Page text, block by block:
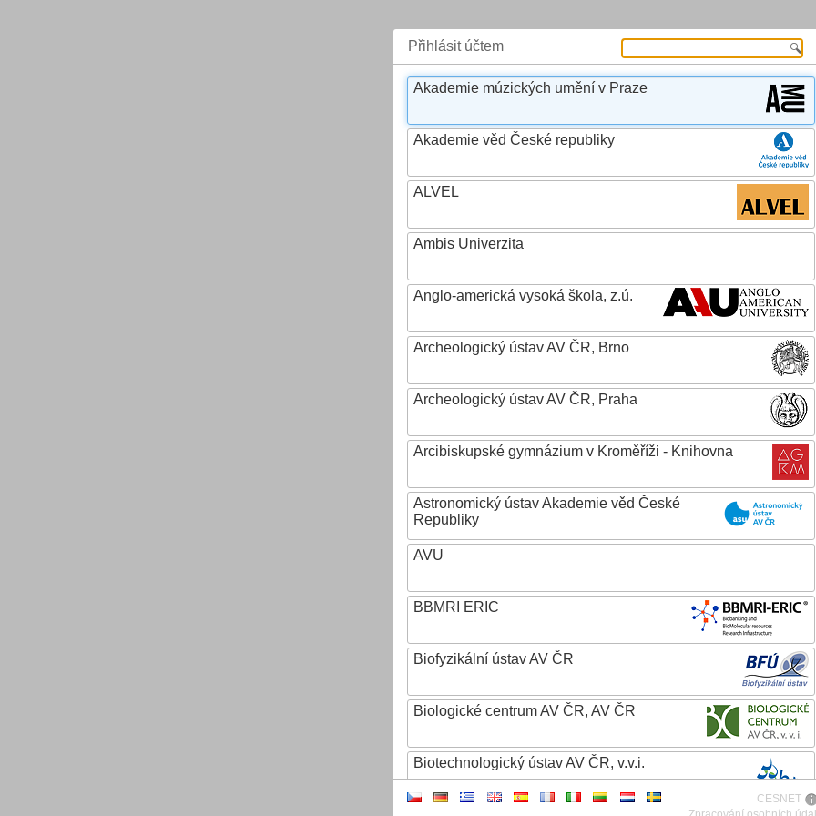
Přihlásit účtem
Akademie múzických umění v Praze
Akademie věd České republiky
ALVEL
Ambis Univerzita
Anglo-americká vysoká škola, z.ú.
Archeologický ústav AV ČR, Brno
Archeologický ústav AV ČR, Praha
Arcibiskupské gymnázium v Kroměříži - Knihovna
Astronomický ústav Akademie věd České
Republiky
AVU
BBMRI ERIC
Biofyzikální ústav AV ČR
Biologické centrum AV ČR, AV ČR
Biotechnologický ústav AV ČR, v.v.i.
CESNET